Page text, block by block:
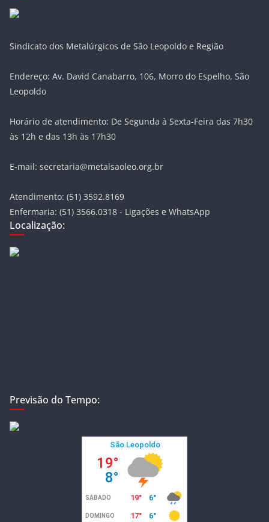
Sindicato dos Metalúrgicos de São Leopoldo e Região
Endereço: Av. David Canabarro, 106, Morro do Espelho, São
Leopoldo
Horário de atendimento: De Segunda à Sexta-Feira das 7h30
às 12h e das 13h às 17h30
E-mail: secretaria@metalsaoleo.org.br
Atendimento: (51) 3592.8169
Enfermaria: (51) 3566.0318 - Ligações e WhatsApp
Localização:
Previsão do Tempo: